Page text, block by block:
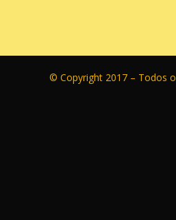
© Copyright 2017 – Todos